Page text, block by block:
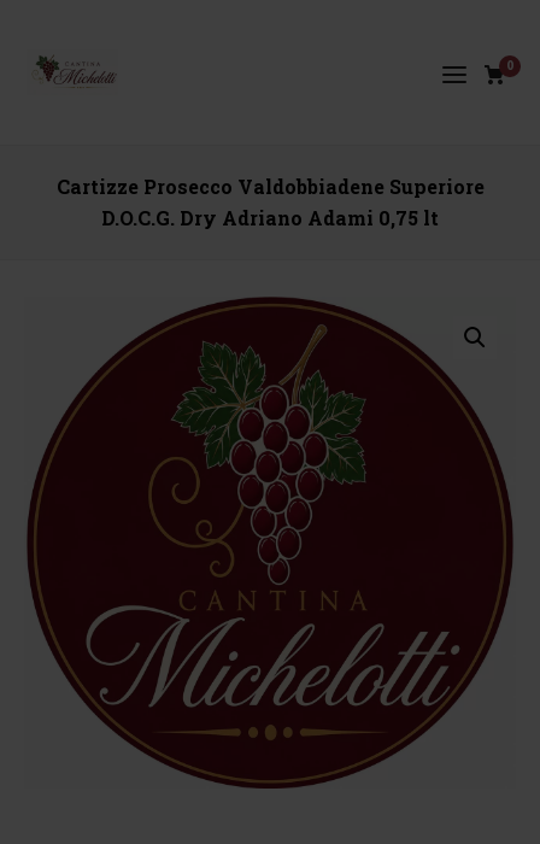
0
Cartizze Prosecco Valdobbiadene Superiore
D.O.C.G. Dry Adriano Adami 0,75 lt